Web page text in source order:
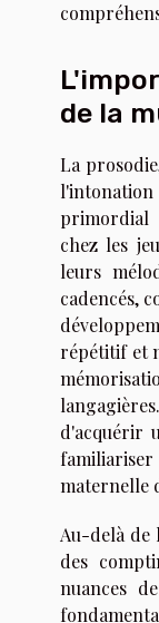
de la
La
primordial
chez les
leurs
cadencés,
répétitif et
d'acquérir
maternelle
Au-delà de
des
nuances